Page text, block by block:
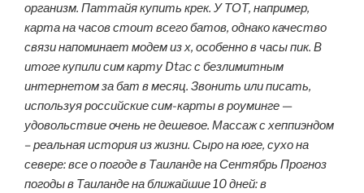
организм. Паттайя купить крек. У ТОТ, например,
карта на часов стоит всего батов, однако качество
связи напоминает модем из х, особенно в часы пик. В
итоге купили сим карту Dtac с безлимитным
интернетом за бат в месяц. Звонить или писать,
используя российские сим-карты в роуминге —
удовольствие очень не дешевое. Массаж с хеппиэндом
– реальная история из жизни. Сыро на юге, сухо на
севере: все о погоде в Таиланде на Сентябрь Прогноз
погоды в Таиланде на ближайшие 10 дней: в